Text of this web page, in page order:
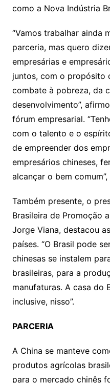
como a Nova Indústria
“Vamos trabalhar ainda
parceria, mas quero
empresárias e
juntos, com o propósito
combate à pobreza, da
desenvolvimento”,
fórum empresarial.
com o talento e o
de empreender dos
empresários chineses,
alcançar o bem
Também presente, o
Brasileira de Promoção
Jorge Viana, destacou
países. “O Brasil pode
chinesas se instalem
brasileiras, para a
manufaturas. A casa do
inclusive, nisso”.
PARCERIA
A China se manteve
produtos agrícolas
para o mercado chinês